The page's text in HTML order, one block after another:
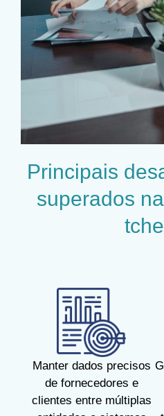
Principais
superados
Manter dados precisos
de fornecedores e
clientes entre múltiplas